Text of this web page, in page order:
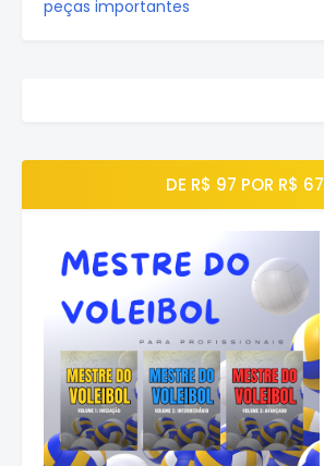
peças importantes
DE R$ 97 POR R$ 67